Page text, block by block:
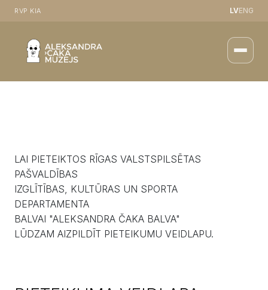
RVP KIA LVENG
LAI PIETEIKTOS RĪGAS VALSTSPILSĒTAS
PAŠVALDĪBAS
IZGLĪTĪBAS, KULTŪRAS UN SPORTA
DEPARTAMENTA
BALVAI "ALEKSANDRA ČAKA BALVA"
LŪDZAM AIZPILDĪT PIETEIKUMU VEIDLAPU.